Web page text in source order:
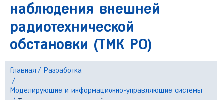
наблюдения внешней
радиотехнической
обстановки (ТМК РО)
Главная Разработка
Моделирующие и информационно-управляющие системы